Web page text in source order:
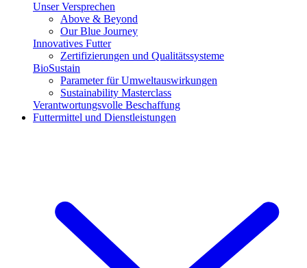
Unser Versprechen
Above & Beyond
Our Blue Journey
Innovatives Futter
Zertifizierungen und Qualitätssysteme
BioSustain
Parameter für Umweltauswirkungen
Sustainability Masterclass
Verantwortungsvolle Beschaffung
Futtermittel und Dienstleistungen